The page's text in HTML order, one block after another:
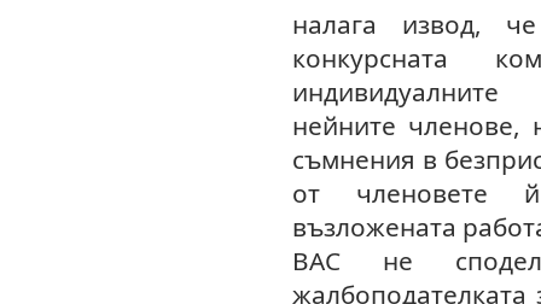
налага извод,
конкурсната
нейните членове,
съмнения в
от членовете
възложената
ВАС не